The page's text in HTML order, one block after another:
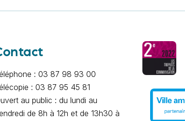
: 03 87 98 93 00
: 03 87 95 45 81
au public : du lundi au
de 8h à 12h et de 13h30 à